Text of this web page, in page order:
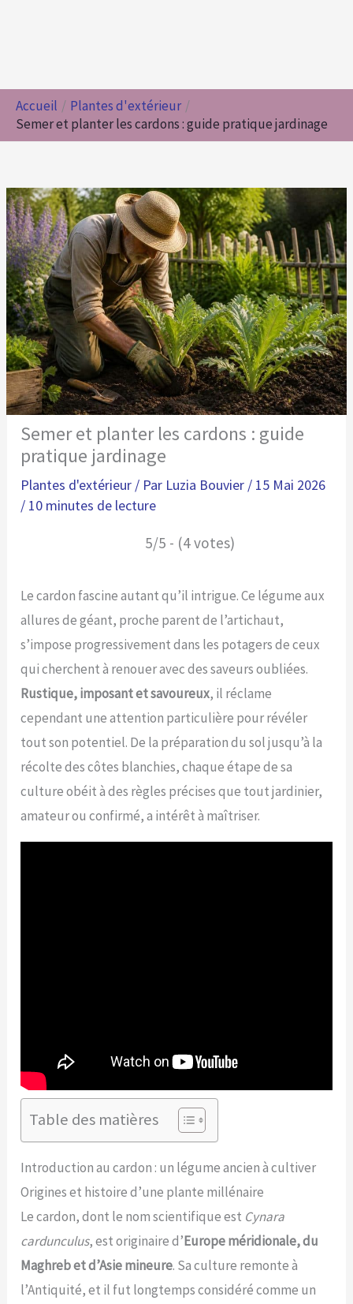
Accueil
Plantes d'extérieur
Semer et planter les cardons : guide pratique jardinage
Semer et planter les cardons : guide
pratique jardinage
Plantes d'extérieur / Par Luzia Bouvier / 15 Mai 2026
/ 10 minutes de lecture
5/5 - (4 votes)
Le cardon fascine autant qu’il intrigue. Ce légume aux
allures de géant, proche parent de l’artichaut,
s’impose progressivement dans les potagers de ceux
qui cherchent à renouer avec des saveurs oubliées.
Rustique, imposant et savoureux, il réclame
cependant une attention particulière pour révéler
tout son potentiel. De la préparation du sol jusqu’à la
récolte des côtes blanchies, chaque étape de sa
culture obéit à des règles précises que tout jardinier,
amateur ou confirmé, a intérêt à maîtriser.
Table des matières
Introduction au cardon : un légume ancien à cultiver
Origines et histoire d’une plante millénaire
Le cardon, dont le nom scientifique est Cynara
cardunculus, est originaire d’Europe méridionale, du
Maghreb et d’Asie mineure. Sa culture remonte à
l’Antiquité, et il fut longtemps considéré comme un